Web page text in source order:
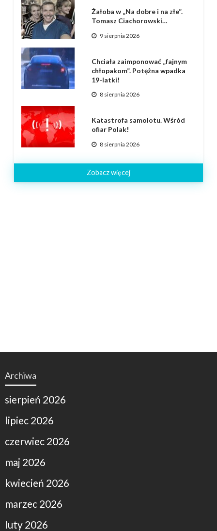
Żałoba w „Na dobre i na złe”.
Tomasz Ciachorowski…
9 sierpnia 2026
Chciała zaimponować „fajnym
chłopakom”. Potężna wpadka
19-latki!
8 sierpnia 2026
Katastrofa samolotu. Wśród
ofiar Polak!
8 sierpnia 2026
Zobacz więcej
Archiwa
sierpień 2026
lipiec 2026
czerwiec 2026
maj 2026
kwiecień 2026
marzec 2026
luty 2026